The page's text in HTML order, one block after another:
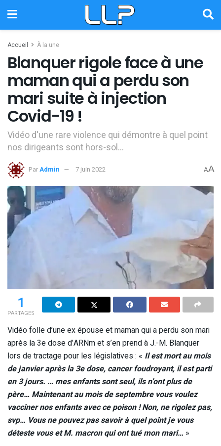
Accueil À la une
Blanquer rigole face à une
maman qui a perdu son
mari suite à injection
Covid-19 !
Vidéo d'une rare violence qui démontre à quel point
nos dirigeants sont hors-sol...
ParAdmin 7 juin 2022 AA
1
PARTAGES
Vidéo folle d’une ex épouse et maman qui a perdu son mari
après la 3e dose d’ARNm et s’en prend à J.-M. Blanquer
lors de tractage pour les législatives : « Il est mort au mois
de janvier après la 3e dose, cancer foudroyant, il est parti
en 3 jours. … mes enfants sont seul, ils n’ont plus de
père… Maintenant au mois de septembre vous voulez
vacciner nos enfants avec ce poison ! Non, ne rigolez pas,
svp… Vous ne pouvez pas savoir à quel point je vous
déteste vous et M. macron qui ont tué mon mari… »